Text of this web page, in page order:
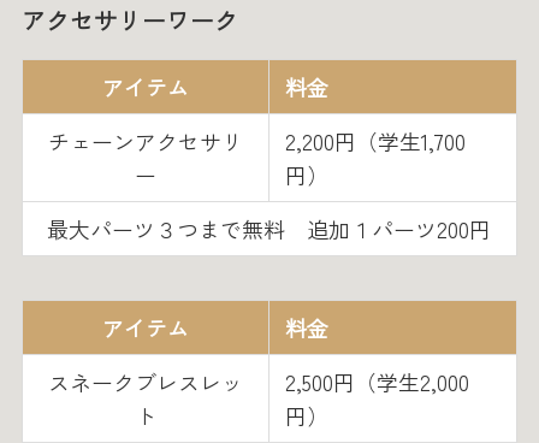
アクセサリーワーク
アイテム
料金
チェーンアクセサリ
ー
2,200円（学生1,700
円）
最大パーツ３つまで無料 追加１パーツ200円
アイテム
料金
スネークブレスレッ
ト
2,500円（学生2,000
円）